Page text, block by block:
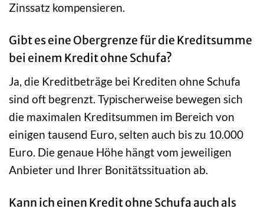
Zinssatz kompensieren.
Gibt es eine Obergrenze für die Kreditsumme
bei einem Kredit ohne Schufa?
Ja, die Kreditbeträge bei Krediten ohne Schufa
sind oft begrenzt. Typischerweise bewegen sich
die maximalen Kreditsummen im Bereich von
einigen tausend Euro, selten auch bis zu 10.000
Euro. Die genaue Höhe hängt vom jeweiligen
Anbieter und Ihrer Bonitätssituation ab.
Kann ich einen Kredit ohne Schufa auch als